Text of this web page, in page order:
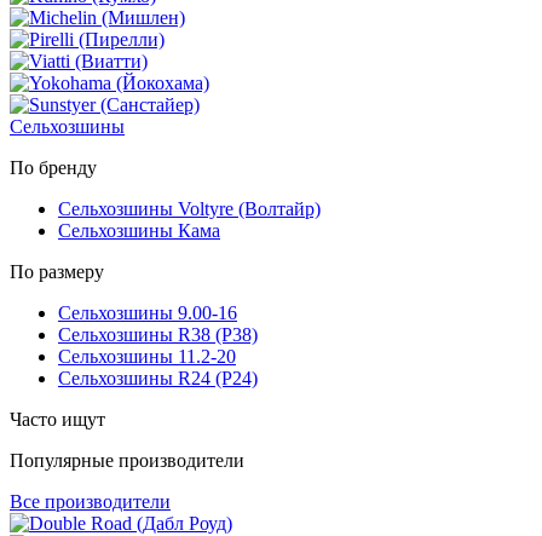
Сельхозшины
По бренду
Сельхозшины Voltyre (Волтайр)
Сельхозшины Кама
По размеру
Сельхозшины 9.00-16
Сельхозшины R38 (Р38)
Сельхозшины 11.2-20
Сельхозшины R24 (Р24)
Часто ищут
Популярные производители
Все производители